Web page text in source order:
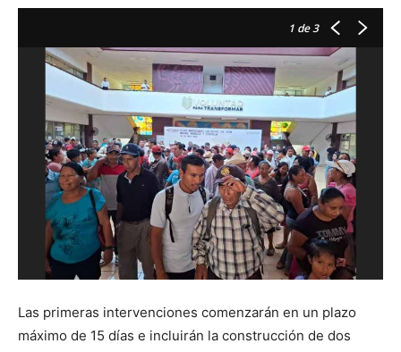
1 de 3
Las primeras intervenciones comenzarán en un plazo
máximo de 15 días e incluirán la construcción de dos